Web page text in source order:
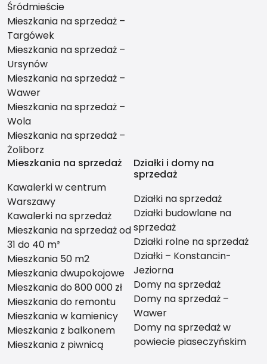
Śródmieście
Mieszkania na sprzedaż –
Targówek
Mieszkania na sprzedaż –
Ursynów
Mieszkania na sprzedaż –
Wawer
Mieszkania na sprzedaż –
Wola
Mieszkania na sprzedaż –
Żoliborz
Mieszkania na sprzedaż
Kawalerki w centrum
Warszawy
Kawalerki na sprzedaż
Mieszkania na sprzedaż od
31 do 40 m²
Mieszkania 50 m2
Mieszkania dwupokojowe
Mieszkania do 800 000 zł
Mieszkania do remontu
Mieszkania w kamienicy
Mieszkania z balkonem
Mieszkania z piwnicą
Działki i domy na
sprzedaż
Działki na sprzedaż
Działki budowlane na
sprzedaż
Działki rolne na sprzedaż
Działki – Konstancin-
Jeziorna
Domy na sprzedaż
Domy na sprzedaż –
Wawer
Domy na sprzedaż w
powiecie piaseczyńskim